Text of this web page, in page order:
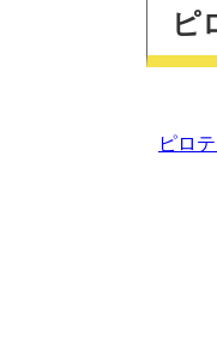
ピ
ピロ